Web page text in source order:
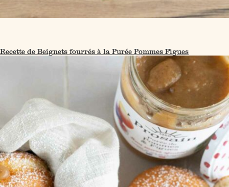
Recette de Beignets fourrés à la Purée Pommes Figues